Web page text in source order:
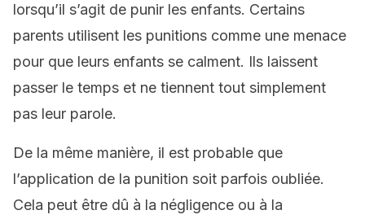
lorsqu’il s’agit de punir les enfants. Certains
parents utilisent les punitions comme une menace
pour que leurs enfants se calment. Ils laissent
passer le temps et ne tiennent tout simplement
pas leur parole.
De la même manière, il est probable que
l’application de la punition soit parfois oubliée.
Cela peut être dû à la négligence ou à la